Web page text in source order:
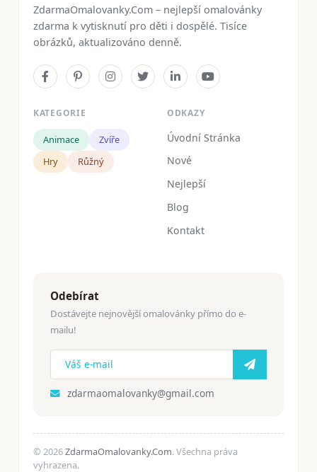
ZdarmaOmalovanky.Com – nejlepší omalovánky
zdarma k vytisknutí pro děti i dospělé. Tisíce
obrázků, aktualizováno denně.
KATEGORIE
Animace
Zvíře
Hry
Růžný
ODKAZY
Úvodní Stránka
Nové
Nejlepší
Blog
Kontakt
Odebírat
Dostávejte nejnovější omalovánky přímo do e-
mailu!
zdarmaomalovanky@gmail.com
© 2026ZdarmaOmalovanky.Com. Všechna práva
vyhrazena.